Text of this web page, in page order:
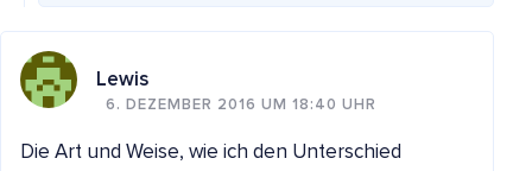
Lewis
6. DEZEMBER 2016 UM 18:40 UHR
Die Art und Weise, wie ich den Unterschied